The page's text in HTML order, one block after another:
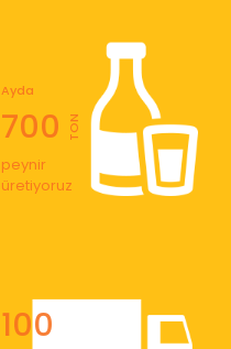
700
Ayda
TON
peynir
üretiyoruz
100